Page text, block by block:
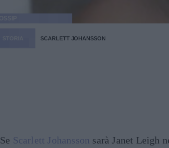
SCARLETT JOHANSSON
Se Scarlett Johansson sarà Janet Leigh